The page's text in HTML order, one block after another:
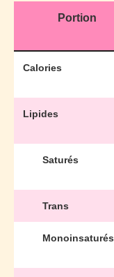
Portion
Calories
Lipides
Saturés
Trans
Monoinsaturés